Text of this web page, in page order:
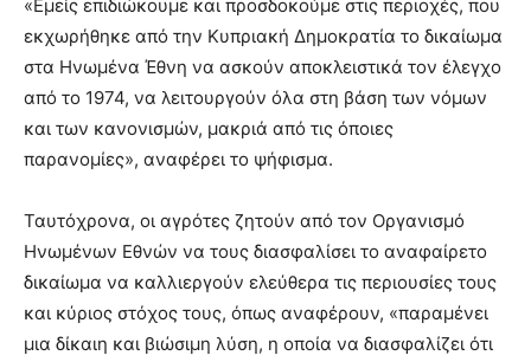
«Εμείς επιδιώκουμε και προσδοκούμε στις περιοχές, που
εκχωρήθηκε από την Κυπριακή Δημοκρατία το δικαίωμα
στα Ηνωμένα Έθνη να ασκούν αποκλειστικά τον έλεγχο
από το 1974, να λειτουργούν όλα στη βάση των νόμων
και των κανονισμών, μακριά από τις όποιες
παρανομίες», αναφέρει το ψήφισμα.
Ταυτόχρονα, οι αγρότες ζητούν από τον Οργανισμό
Ηνωμένων Εθνών να τους διασφαλίσει το αναφαίρετο
δικαίωμα να καλλιεργούν ελεύθερα τις περιουσίες τους
και κύριος στόχος τους, όπως αναφέρουν, «παραμένει
μια δίκαιη και βιώσιμη λύση, η οποία να διασφαλίζει ότι